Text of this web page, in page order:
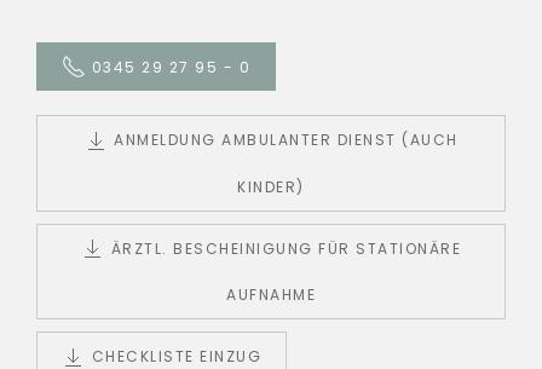
0345 29 27 95 - 0
ANMELDUNG AMBULANTER DIENST (AUCH
KINDER)
ÄRZTL. BESCHEINIGUNG FÜR STATIONÄRE
AUFNAHME
CHECKLISTE EINZUG